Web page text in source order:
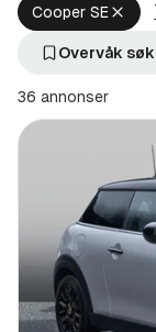
Cooper SE Fjern
aktivt
filter
Overvåk søk
36 annonser